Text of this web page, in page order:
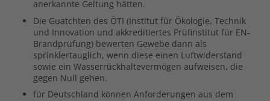
anerkannte Geltung hätten.
Die Guatchten des ÖTI (Institut für Ökologie, Technik
und Innovation und akkreditiertes Prüfinstitut für EN-
Brandprüfung) bewerten Gewebe dann als
sprinklertauglich, wenn diese einen Luftwiderstand
sowie ein Wasserrückhaltevermögen aufweisen, die
gegen Null gehen.
für Deutschland können Anforderungen aus dem